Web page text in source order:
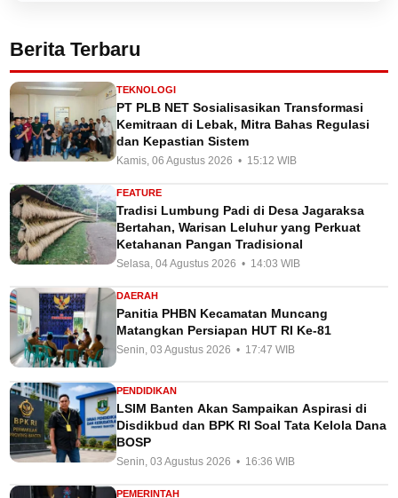
Berita Terbaru
TEKNOLOGI
PT PLB NET Sosialisasikan Transformasi
Kemitraan di Lebak, Mitra Bahas Regulasi
dan Kepastian Sistem
Kamis, 06 Agustus 2026 • 15:12 WIB
FEATURE
Tradisi Lumbung Padi di Desa Jagaraksa
Bertahan, Warisan Leluhur yang Perkuat
Ketahanan Pangan Tradisional
Selasa, 04 Agustus 2026 • 14:03 WIB
DAERAH
Panitia PHBN Kecamatan Muncang
Matangkan Persiapan HUT RI Ke-81
Senin, 03 Agustus 2026 • 17:47 WIB
PENDIDIKAN
LSIM Banten Akan Sampaikan Aspirasi di
Disdikbud dan BPK RI Soal Tata Kelola Dana
BOSP
Senin, 03 Agustus 2026 • 16:36 WIB
PEMERINTAH